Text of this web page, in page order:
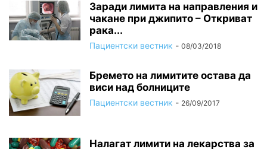
Заради лимита на направления и
чакане при джипито – Откриват
рака...
Пациентски вестник - 08/03/2018
Бремето на лимитите остава да
виси над болниците
Пациентски вестник - 26/09/2017
Налагат лимити на лекарства за